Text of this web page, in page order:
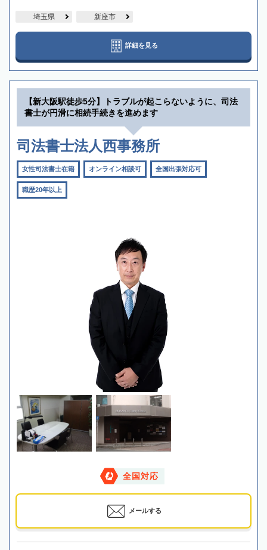
埼玉県 新座市
詳細を見る
【新大阪駅徒歩5分】トラブルが起こらないように、司法
書士が円滑に相続手続きを進めます
司法書士法人西事務所
女性司法書士在籍 オンライン相談可 全国出張対応可
職歴20年以上
全国対応
メールする